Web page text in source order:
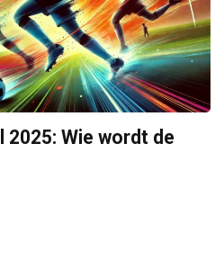
2025: Wie wordt de